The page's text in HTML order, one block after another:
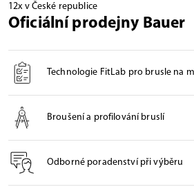
12x v České republice
Oficiální prodejny Bauer
Technologie FitLab pro brusle na
Broušení a profilování bruslí
Odborné poradenství při výběru